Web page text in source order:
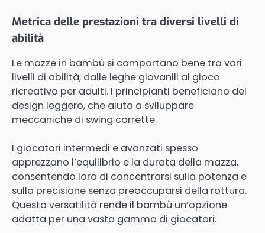
Metrica delle prestazioni tra diversi livelli di
abilità
Le mazze in bambù si comportano bene tra vari
livelli di abilità, dalle leghe giovanili al gioco
ricreativo per adulti. I principianti beneficiano del
design leggero, che aiuta a sviluppare
meccaniche di swing corrette.
I giocatori intermedi e avanzati spesso
apprezzano l’equilibrio e la durata della mazza,
consentendo loro di concentrarsi sulla potenza e
sulla precisione senza preoccuparsi della rottura.
Questa versatilità rende il bambù un’opzione
adatta per una vasta gamma di giocatori.